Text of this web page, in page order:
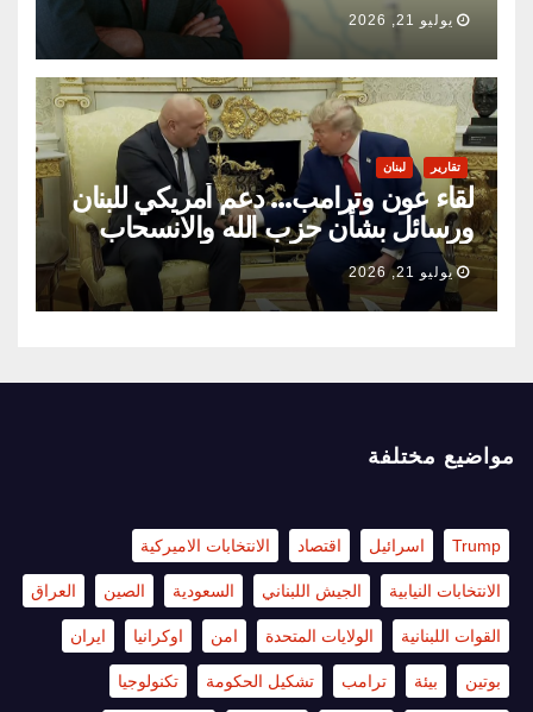
يوليو 21, 2026
تقارير لبنان
لقاء عون وترامب… دعم أمريكي للبنان
ورسائل بشأن حزب الله والانسحاب
الإسرائيلي
يوليو 21, 2026
مواضيع مختلفة
Trump اسرائيل اقتصاد الانتخابات الاميركية
الانتخابات النيابية الجيش اللبناني السعودية الصين العراق
القوات اللبنانية الولايات المتحدة امن اوكرانيا ايران
بوتين بيئة ترامب تشكيل الحكومة تكنولوجيا